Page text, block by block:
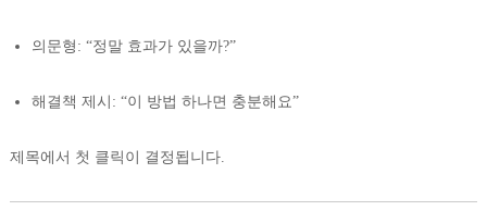
의문형: “정말 효과가 있을까?”
해결책 제시: “이 방법 하나면 충분해요”
제목에서 첫 클릭이 결정됩니다.